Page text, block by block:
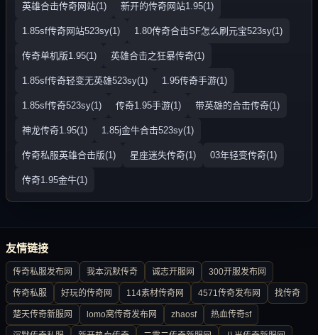
英雄合击传奇网站(1) 新开的传奇网站1.95(1)
1.85sf传奇网站523sy(1) 1.80传奇合击SF怎么刷元宝523sy(1)
传奇单机版1.95(1) 英雄合击之狂暴传奇(1)
1.85sf传奇轻变无英雄523sy(1) 1.95传奇手游(1)
1.85sf传奇523sy(1) 传奇1.95手游(1) 带英雄的合击传奇(1)
神龙传奇1.95(1) 1.85j金牛合击523sy(1)
传奇私服英雄合击版(1) 星座迷失传奇(1) 03年轻变传奇(1)
传奇1.95金牛(1)
友情链接
传奇私服发布网 我本沉默传奇 诚志开服网 300开服发布网
传奇私服 好玩的传奇网 114素材传奇网 4571传奇发布网 找传奇
楚天传奇新服网 lomo窝传奇发布网 zhaosf 热血传奇sf